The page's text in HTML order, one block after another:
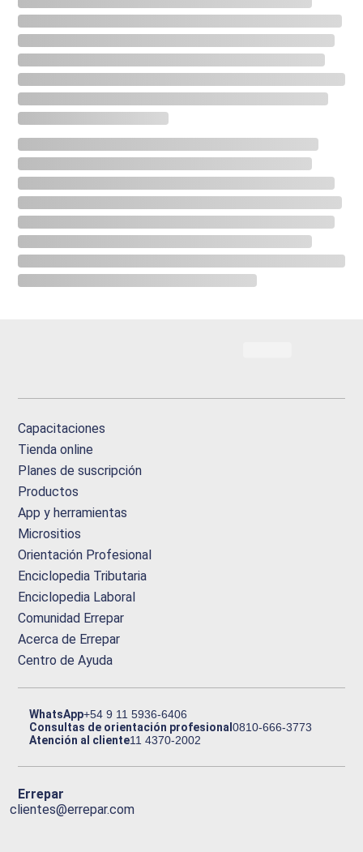
Capacitaciones
Tienda online
Planes de suscripción
Productos
App y herramientas
Micrositios
Orientación Profesional
Enciclopedia Tributaria
Enciclopedia Laboral
Comunidad Errepar
Acerca de Errepar
Centro de Ayuda
WhatsApp+54 9 11 5936-6406
Consultas de orientación profesional0810-666-3773
Atención al cliente11 4370-2002
Errepar
clientes@errepar.com